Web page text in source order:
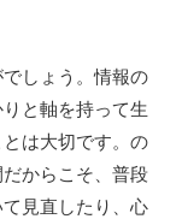
しょう。情報の
と軸を持って生
は大切です。の
からこそ、普段
見直したり、心